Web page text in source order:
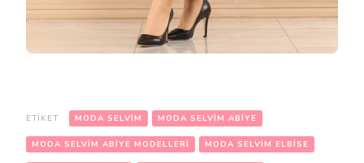
ETIKET MODA SELVIM MODA SELVIM ABIYE
MODA SELVIM ABIYE MODELLERI MODA SELVIM ELBISE